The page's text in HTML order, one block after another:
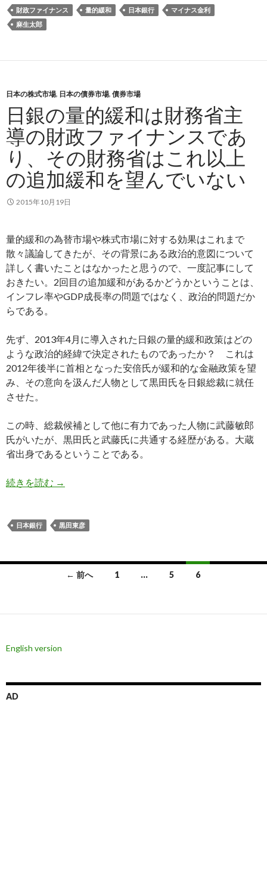
財政ファイナンス 量的緩和 日本銀行
マイナス金利
麻生太郎
日本の株式市場, 日本の債券市場, 債券市場
日銀の量的緩和は財務省主
導の財政ファイナンスであ
り、その財務省はこれ以上
の追加緩和を望んでいない
2015年10月19日
量的緩和の為替市場や株式市場に対する効果はこれまで
散々議論してきたが、その背景にある政治的意図について
詳しく書いたことはなかったと思うので、一度記事にして
おきたい。2回目の追加緩和があるかどうかということは、
インフレ率やGDP成長率の問題ではなく、政治的問題だか
らである。
先ず、2013年4月に導入された日銀の量的緩和政策はどの
ような政治的経緯で決定されたものであったか？ これは
2012年後半に首相となった安倍氏が緩和的な金融政策を望
み、その意向を汲んだ人物として黒田氏を日銀総裁に就任
させた。
この時、総裁候補として他に有力であった人物に武藤敏郎
氏がいたが、黒田氏と武藤氏に共通する経歴がある。大蔵
省出身であるということである。
続きを読む 日銀の量的緩和は財務省主導の財政ファイナン
→
日本銀行 黒田東彦
ナ
ゲ
ー
シ
← 前へ 1 … 5 6
English version
AD